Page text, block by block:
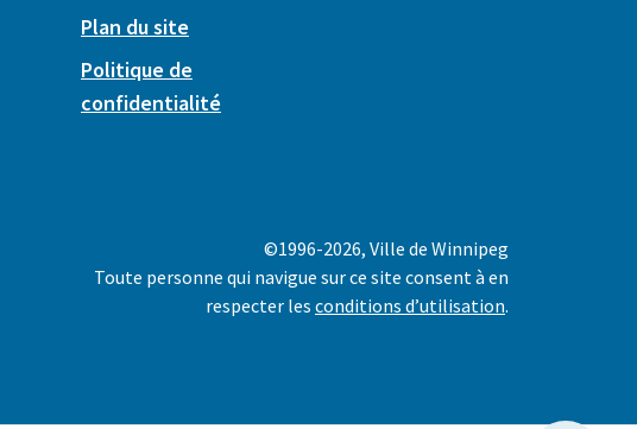
Plan du site
Politique de
confidentialité
©1996-2026, Ville de Winnipeg
Toute personne qui navigue sur ce site consent à en
respecter les conditions d’utilisation.